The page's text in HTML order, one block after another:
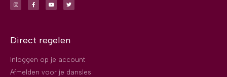
Direct regelen
Inloggen op je account
Afmelden voor je dansles